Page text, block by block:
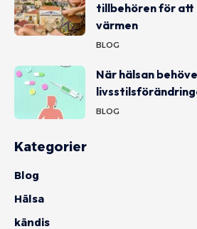
tillbehören för att
värmen
BLOG
När hälsan
BLOG
Kategorier
Blog
Hälsa
kändis